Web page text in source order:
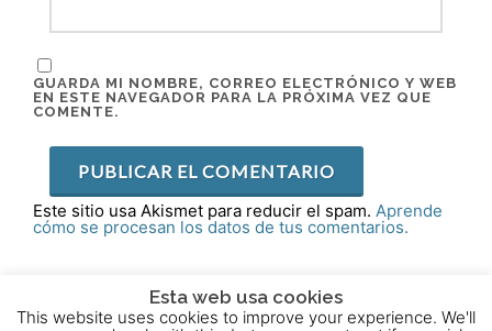
GUARDA MI NOMBRE, CORREO ELECTRÓNICO Y WEB
EN ESTE NAVEGADOR PARA LA PRÓXIMA VEZ QUE
COMENTE.
Este sitio usa Akismet para reducir el spam. Aprende
cómo se procesan los datos de tus comentarios.
2015 - 2025 © Powered byTheme-Vision
Esta web usa cookies
This website uses cookies to improve your experience. We'll